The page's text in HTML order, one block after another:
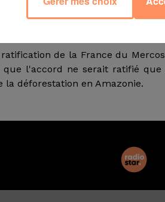
le Brésil fait figure de
de la France du
l'accord ne serait ratifié
déforestation en Amazonie.